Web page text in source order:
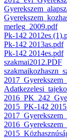
merleg_2009.pdf
Pk-142 2012es
Pk-142 2013as.pdf
Pk-142 2014es.pdf
szakmai2012.PDF
2015_PK-142